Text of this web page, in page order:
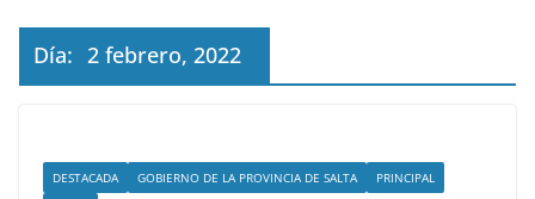
Día: 2 febrero, 2022
DESTACADA GOBIERNO DE LA PROVINCIA DE SALTA
PRINCIPAL